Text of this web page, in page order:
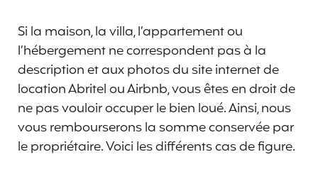
Si la maison, la villa, l’appartement ou
l’hébergement ne correspondent pas à la
description et aux photos du site internet de
location Abritel ou Airbnb, vous êtes en droit de
ne pas vouloir occuper le bien loué. Ainsi, nous
vous rembourserons la somme conservée par
le propriétaire. Voici les différents cas de figure.